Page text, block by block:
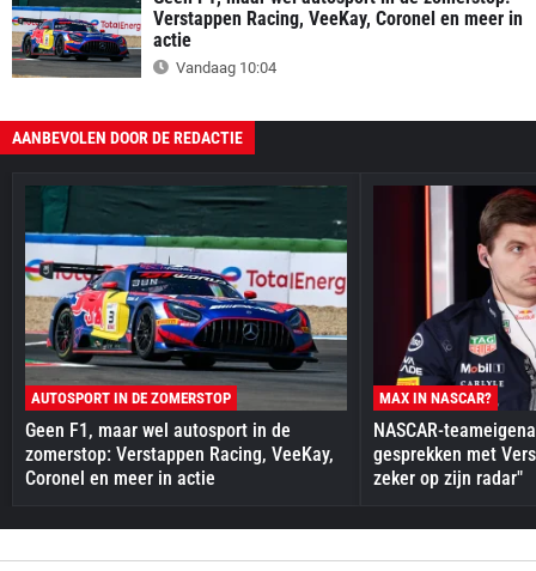
Verstappen Racing, VeeKay, Coronel en meer in
actie
Vandaag 10:04
AANBEVOLEN DOOR DE REDACTIE
AUTOSPORT IN DE ZOMERSTOP
Geen F1, maar wel autosport in de
zomerstop: Verstappen Racing, VeeKay,
Coronel en meer in actie
MAX IN NASCAR?
NASCAR-
gesprekken met
zeker op zijn radar"